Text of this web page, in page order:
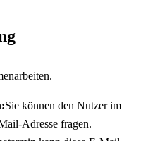
Sie können den Nutzer im
Adresse fragen.